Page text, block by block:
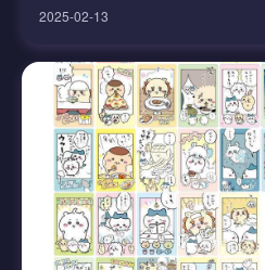
2025-02-13